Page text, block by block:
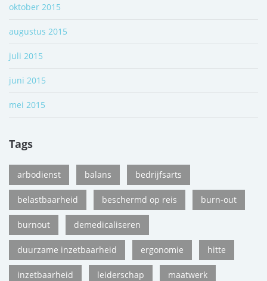
oktober 2015
augustus 2015
juli 2015
juni 2015
mei 2015
Tags
arbodienst balans bedrijfsarts
belastbaarheid beschermd op reis burn-out
burnout demedicaliseren
duurzame inzetbaarheid ergonomie hitte
inzetbaarheid leiderschap maatwerk